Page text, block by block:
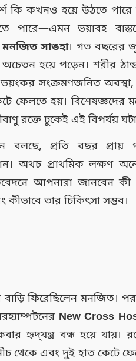
কি কখনও হয়ে উঠতে পারে
ভয়াবহ
মনজিত সাঙহা। গত বছরের
হয়ে পড়েন। শরীর
সংক্রমণজনিত অবস্থা,
ফেলতে হয়। বিশেষজ্ঞদের
রক্তে ঢুকেই এই বিপর্যয়
বলছে, প্রতি বছর
অথচ প্রাথমিক লক্ষণ
আপনারা জানবেন কী
তার চিকিৎসা সম্ভব।
ফিরেছিলেন মনজিত।
New Cross
হৃদ্‌যন্ত্র বন্ধ হয়ে যায়।
থেকে এবং দুই হাত কেটে